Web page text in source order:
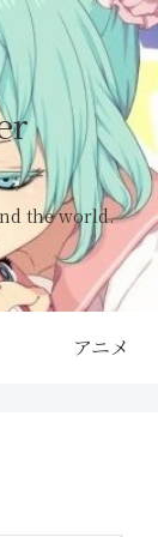
the world.
アニメ